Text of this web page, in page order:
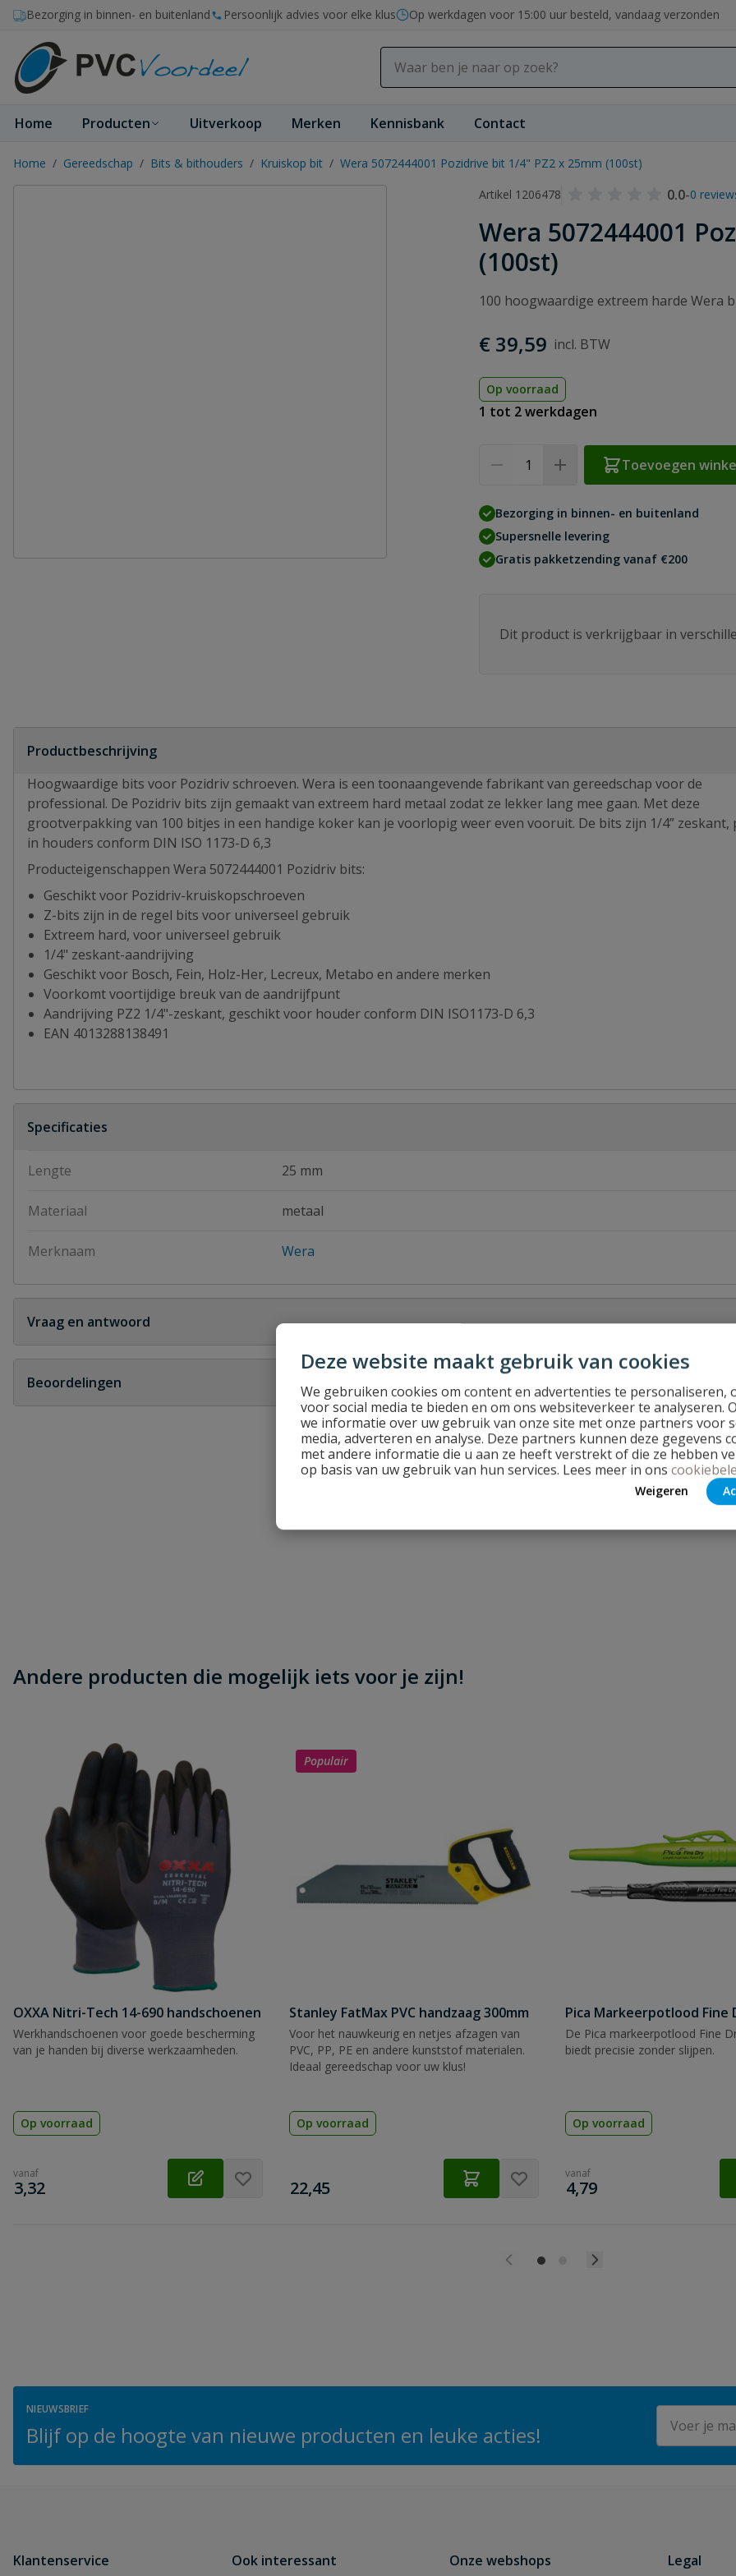
Deze website maakt gebruik van cookies
We gebruiken cookies om content en advertenties te personaliseren,
voor social media te bieden en om ons websiteverkeer te analyseren.
we informatie over uw gebruik van onze site met onze partners voor
media, adverteren en analyse. Deze partners kunnen deze gegevens
met andere informatie die u aan ze heeft verstrekt of die ze hebben
op basis van uw gebruik van hun services. Lees meer in ons
Weigeren
Ga naar de inhoud
Bezorging in binnen- en buitenland Persoonlijk advies voor elke klus Op werkdagen voor 15:00 uur besteld, vandaag verzonden
Home Producten Uitverkoop Merken Kennisbank Contact
Home / Gereedschap / Bits & bithouders / Kruiskop bit / Wera 5072444001 Pozidrive bit 1/4" PZ2 x 25mm (100st)
Artikel 1206478
0.0-0
Wera 5072444001
(100st)
100 hoogwaardige extreem harde Wera
€ 39,59
Op voorraad
1 tot 2 werkdagen
Toevoegen
Bezorging in binnen- en buitenland
Supersnelle levering
Gratis pakketzending vanaf €200
Dit product is verkrijgbaar in
Productbeschrijving
Hoogwaardige bits voor Pozidriv schroeven. Wera is een toonaangevende fabrikant van gereedschap voor de
professional. De Pozidriv bits zijn gemaakt van extreem hard metaal zodat ze lekker lang mee gaan. Met deze
grootverpakking van 100 bitjes in een handige koker kan je voorlopig weer even vooruit. De bits zijn 1/4” zeskant,
in houders conform DIN ISO 1173-D 6,3
Producteigenschappen Wera 5072444001 Pozidriv bits:
Geschikt voor Pozidriv-kruiskopschroeven
Z-bits zijn in de regel bits voor universeel gebruik
Extreem hard, voor universeel gebruik
1/4" zeskant-aandrijving
Geschikt voor Bosch, Fein, Holz-Her, Lecreux, Metabo en andere merken
Voorkomt voortijdige breuk van de aandrijfpunt
Aandrijving PZ2 1/4"-zeskant, geschikt voor houder conform DIN ISO1173-D 6,3
EAN 4013288138491
Specificaties
Lengte 25 mm
Materiaal metaal
Merknaam Wera
Vraag en antwoord
Geen vragen
Heb je zelf ook een vraag over dit product? Stel jouw
Beoordelingen
Beoordeling
Beoordeling versturen
Andere producten die mogelijk iets voor je zijn!
OXXA Nitri-Tech 14-690 handschoenen
Werkhandschoenen voor goede bescherming
van je handen bij diverse werkzaamheden.
Op voorraad
vanaf
€
3,32
Populair
Stanley FatMax PVC handzaag 300mm
Voor het nauwkeurig en netjes afzagen van
PVC, PP, PE en andere kunststof materialen.
Ideaal gereedschap voor uw klus!
Op voorraad
€
22,45
Pica Markeerpotlood Fine
De Pica markeerpotlood Fine
biedt precisie zonder slijpen.
Op voorraad
vanaf
€
4,79
NIEUWSBRIEF
Blijf op de hoogte van nieuwe producten en leuke acties!
Klantenservice Ook interessant Onze webshops Legal